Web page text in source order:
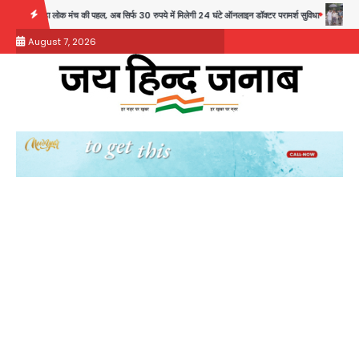
content
मंच की पहल, अब सिर्फ 30 रुपये में मिलेगी 24 घंटे ऑनलाइन डॉक्टर परामर्श सुविधा Noida
August 7, 2026